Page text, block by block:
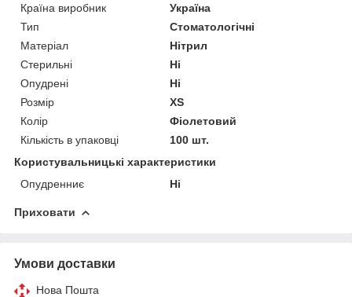
Країна виробник
Україна
Тип
Стоматологічні
Матеріал
Нітрил
Стерильні
Ні
Опудрені
Ні
Розмір
XS
Колір
Фіолетовий
Кількість в упаковці
100 шт.
Користувальницькі характеристики
Опудренниє
Ні
Приховати
Умови доставки
Нова Пошта